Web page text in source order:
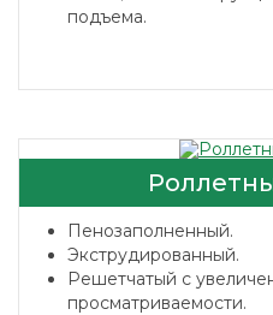
подъема.
Пенозаполненный.
Экструдированный.
Решетчатый с
просматриваемости.